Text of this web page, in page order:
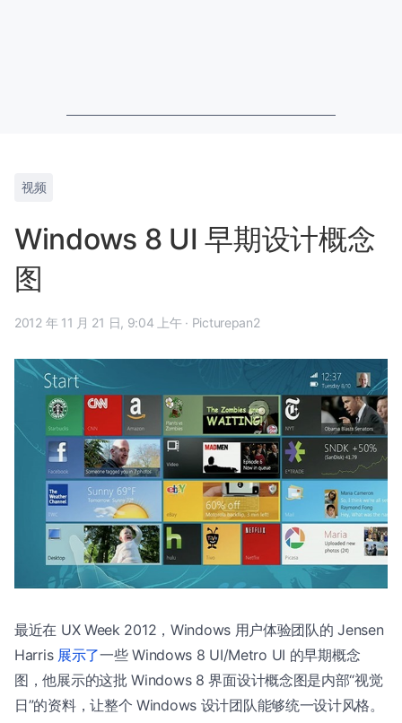
视频
Windows 8 UI 早期设计概念
图
2012 年 11 月 21 日, 9:04 上午 · Picturepan2
最近在 UX Week 2012，Windows 用户体验团队的 Jensen
Harris 展示了一些 Windows 8 UI/Metro UI 的早期概念
图，他展示的这批 Windows 8 界面设计概念图是内部“视觉
日”的资料，让整个 Windows 设计团队能够统一设计风格。